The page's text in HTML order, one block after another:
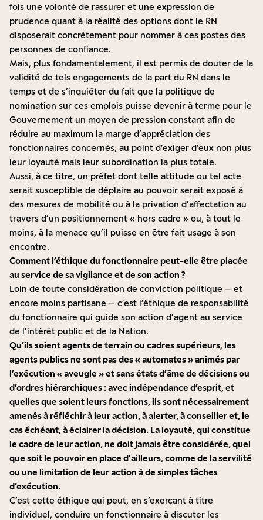
fois une volonté de rassurer et une expression de
prudence quant à la réalité des options dont le RN
disposerait concrètement pour nommer à ces postes des
personnes de confiance.
Mais, plus fondamentalement, il est permis de douter de la
validité de tels engagements de la part du RN dans le
temps et de s’inquiéter du fait que la politique de
nomination sur ces emplois puisse devenir à terme pour le
Gouvernement un moyen de pression constant afin de
réduire au maximum la marge d’appréciation des
fonctionnaires concernés, au point d’exiger d’eux non plus
leur loyauté mais leur subordination la plus totale.
Aussi, à ce titre, un préfet dont telle attitude ou tel acte
serait susceptible de déplaire au pouvoir serait exposé à
des mesures de mobilité ou à la privation d’affectation au
travers d’un positionnement « hors cadre » ou, à tout le
moins, à la menace qu’il puisse en être fait usage à son
encontre.
Comment l’éthique du fonctionnaire peut-elle être placée
au service de sa vigilance et de son action ?
Loin de toute considération de conviction politique – et
encore moins partisane – c’est l’éthique de responsabilité
du fonctionnaire qui guide son action d’agent au service
de l’intérêt public et de la Nation.
Qu’ils soient agents de terrain ou cadres supérieurs, les
agents publics ne sont pas des « automates » animés par
l’exécution « aveugle » et sans états d’âme de décisions ou
d’ordres hiérarchiques : avec indépendance d’esprit, et
quelles que soient leurs fonctions, ils sont nécessairement
amenés à réfléchir à leur action, à alerter, à conseiller et, le
cas échéant, à éclairer la décision. La loyauté, qui constitue
le cadre de leur action, ne doit jamais être considérée, quel
que soit le pouvoir en place d’ailleurs, comme de la servilité
ou une limitation de leur action à de simples tâches
d’exécution.
C’est cette éthique qui peut, en s’exerçant à titre
individuel, conduire un fonctionnaire à discuter les